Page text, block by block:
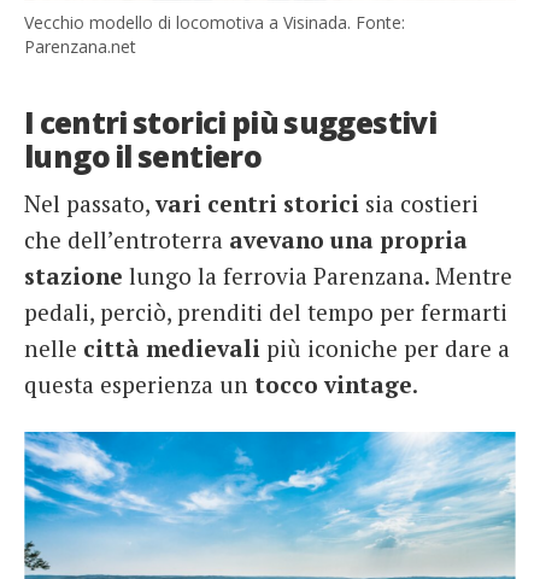
Vecchio modello di locomotiva a Visinada. Fonte:
Parenzana.net
I centri storici più suggestivi
lungo il sentiero
Nel passato,vari centri storici sia costieri
che dell’entroterra avevano una propria
stazione lungo la ferrovia Parenzana. Mentre
pedali, perciò, prenditi del tempo per fermarti
nelle città medievali più iconiche per dare a
questa esperienza un tocco vintage.